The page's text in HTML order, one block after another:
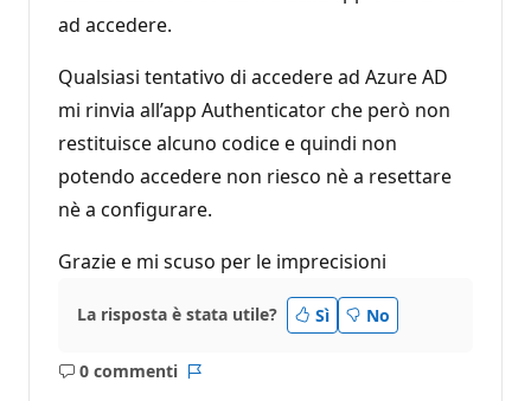
ad accedere.
Qualsiasi tentativo di accedere ad Azure AD
mi rinvia all’app Authenticator che però non
restituisce alcuno codice e quindi non
potendo accedere non riesco nè a resettare
nè a configurare.
Grazie e mi scuso per le imprecisioni
La risposta è stata utile? Sì No
0 commenti
Nessun